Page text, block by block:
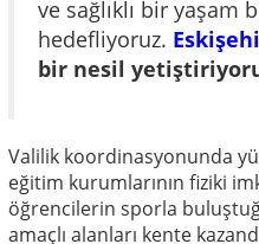
ve sağlıklı bir yaşam
hedefliyoruz.
bir nesil
Valilik koordinasyonunda
eğitim kurumlarının fiziki
öğrencilerin sporla
amaçlı alanları kente